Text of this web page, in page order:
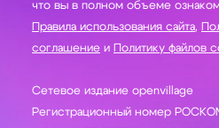
что вы в полном объеме
Правила использования сайта,
соглашение и Политику файлов
Сетевое издание openvillage
Регистрационный номер